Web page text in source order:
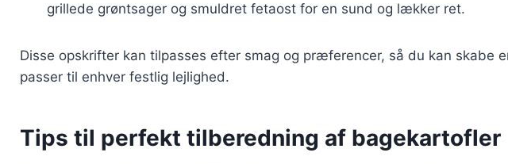
grillede grøntsager og smuldret fetaost for en sund og lækker ret.
Disse opskrifter kan tilpasses efter smag og præferencer, så du kan skabe
passer til enhver festlig lejlighed.
Tips til perfekt tilberedning af bagekartofler